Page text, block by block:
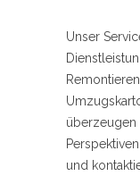
Unser
überzeugen
und